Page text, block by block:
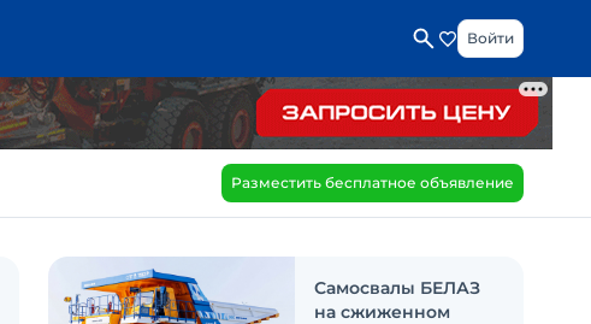
Войти
Разместить бесплатное объявление
Самосвалы БЕЛАЗ
на сжиженном